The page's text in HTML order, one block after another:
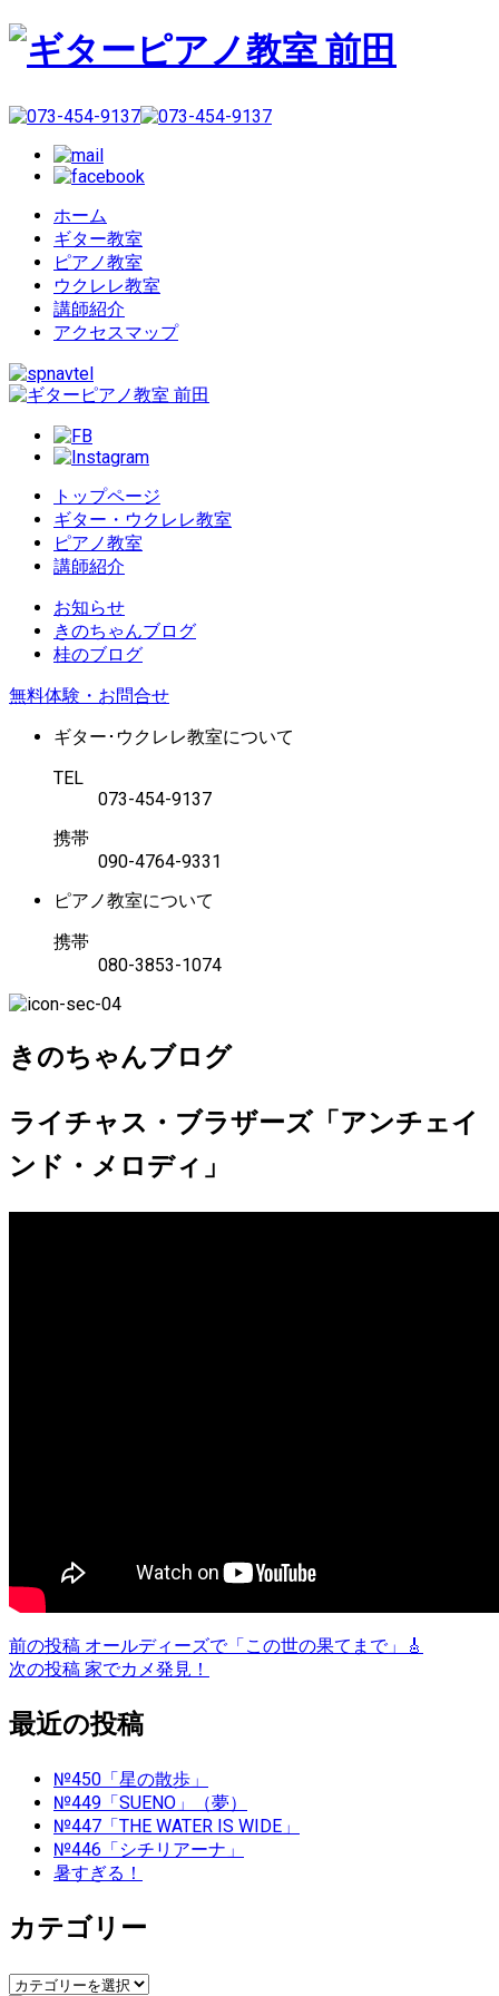
ホーム
ギター教室
ピアノ教室
ウクレレ教室
講師紹介
アクセスマップ
トップページ
ギター・ウクレレ教室
ピアノ教室
講師紹介
お知らせ
きのちゃんブログ
桂のブログ
無料体験・お問合せ
ギター･ウクレレ教室について
TEL
073-454-9137
携帯
090-4764-9331
ピアノ教室について
携帯
080-3853-1074
きのちゃんブログ
ライチャス・ブラザーズ「アンチェイ
ンド・メロディ」
投
ナ
ビ
ゲ
シ
前の投稿 オールディーズで「この世の果てまで」🎸
次の投稿 家でカメ発見！
最近の投稿
№450「星の散歩」
№449「SUENO」（夢）
№447「THE WATER IS WIDE」
№446「シチリアーナ」
暑すぎる！
カテゴリー
カ